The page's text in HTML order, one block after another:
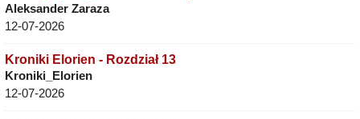
Aleksander Zaraza
12-07-2026
Kroniki Elorien - Rozdział 13
Kroniki_Elorien
12-07-2026